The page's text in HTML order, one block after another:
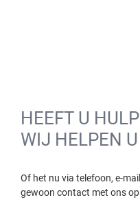
HEEFT U
WIJ HELPEN
Of het nu via telefoon, e-
gewoon contact met ons